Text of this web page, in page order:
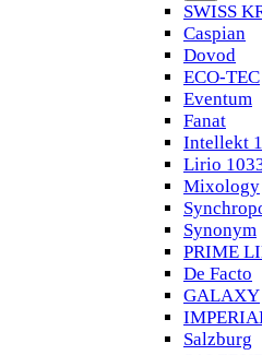
SWISS
Caspian
Dovod
ECO-TEC
Eventum
Fanat
Intellekt
Lirio
Mixology
Synonym
PRIME
De Facto
GALAXY
Salzburg